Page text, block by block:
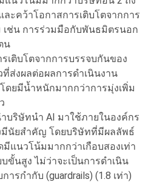
ละคว้าโอกาสการเติบโตจากการ
ช่น การร่วมมือกับพันธมิตรนอก
น
เติบโตจากการบรรจบกันของ
ที่ส่งผลต่อผลการดำเนินงาน
ดยมีน้ำหนักมากกว่าการมุ่งเพิ่ม
บริษัทนำ AI มาใช้ภายในองค์กร
นัยสำคัญ โดยบริษัทที่มีผลลัพธ์
มีแนวโน้มมากกว่าเกือบสองเท่า
ขั้นสูง ไม่ว่าจะเป็นการดำเนิน
รกำกับ (guardrails) (1.8 เท่า)